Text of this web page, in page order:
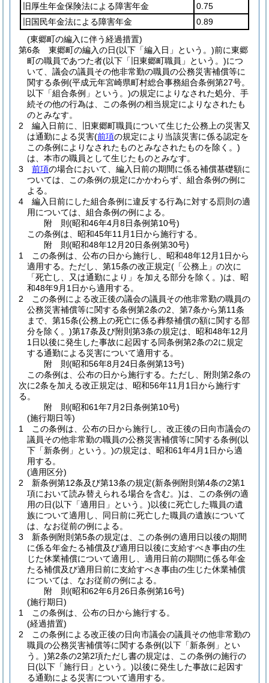
旧厚生年金保険法による障害年金
0.75
旧国民年金法による障害年金
0.89
(東郷町の編入に伴う経過措置)
第6条
東郷町の編入の日(以下「編入日」という。)前に東郷
町の職員であつた者(以下「旧東郷町職員」という。)につ
いて、議会の議員その他非常勤の職員の公務災害補償等に
関する条例(平成元年宮崎県町村総合事務組合条例第27号。
以下「組合条例」という。)の規定によりなされた処分、手
続その他の行為は、この条例の相当規定によりなされたも
のとみなす。
2
編入日前に、旧東郷町職員について生じた公務上の災害又
は通勤による災害(前項の規定により当該災害に係る認定を
この条例によりなされたものとみなされたものを除く。)
は、本市の職員として生じたものとみなす。
3
前項の場合において、編入日前の期間に係る補償基礎額に
ついては、この条例の規定にかかわらず、組合条例の例に
よる。
4
編入日前にした組合条例に違反する行為に対する罰則の適
用については、組合条例の例による。
附 則(昭和46年4月8日条例第10号)
この条例は、昭和45年11月1日から施行する。
附 則(昭和48年12月20日条例第30号)
1
この条例は、公布の日から施行し、昭和48年12月1日から
適用する。 ただし、第15条の改正規定(「公務上」の次に
「死亡し、又は通勤により」を加える部分を除く。)は、昭
和48年9月1日から適用する。
2
この条例による改正後の議会の議員その他非常勤の職員の
公務災害補償等に関する条例第2条の2、第7条から第11条
まで、第15条(公務上の死亡に係る葬祭補償の額に関する部
分を除く。)第17条及び附則第3条の規定は、昭和48年12月
1日以後に発生した事故に起因する同条例第2条の2に規定
する通勤による災害について適用する。
附 則(昭和56年8月24日条例第13号)
この条例は、公布の日から施行する。 ただし、附則第2条の
次に2条を加える改正規定は、昭和56年11月1日から施行す
る。
附 則(昭和61年7月2日条例第10号)
(施行期日等)
1
この条例は、公布の日から施行し、改正後の日向市議会の
議員その他非常勤の職員の公務災害補償等に関する条例(以
下「新条例」という。)の規定は、昭和61年4月1日から適
用する。
(適用区分)
2
新条例第12条及び第13条の規定(新条例附則第4条の2第1
項において読み替えられる場合を含む。)は、この条例の適
用の日(以下「適用日」という。)以後に死亡した職員の遺
族について適用し、同日前に死亡した職員の遺族について
は、なお従前の例による。
3
新条例附則第5条の規定は、この条例の適用日以後の期間
に係る年金たる補償及び適用日以後に支給すべき事由の生
じた休業補償について適用し、適用日前の期間に係る年金
たる補償及び適用日前に支給すべき事由の生じた休業補償
については、なお従前の例による。
附 則(昭和62年6月26日条例第16号)
(施行期日)
1
この条例は、公布の日から施行する。
(経過措置)
2
この条例による改正後の日向市議会の議員その他非常勤の
職員の公務災害補償等に関する条例(以下「新条例」とい
う。)第2条の2第2項ただし書の規定は、この条例の施行の
日(以下「施行日」という。)以後に発生した事故に起因す
る通勤による災害について適用する。